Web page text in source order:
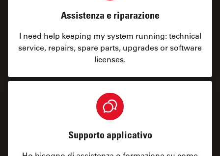
Assistenza e riparazione
I need help keeping my system running: technical
service, repairs, spare parts, upgrades or software
licenses.
Supporto applicativo